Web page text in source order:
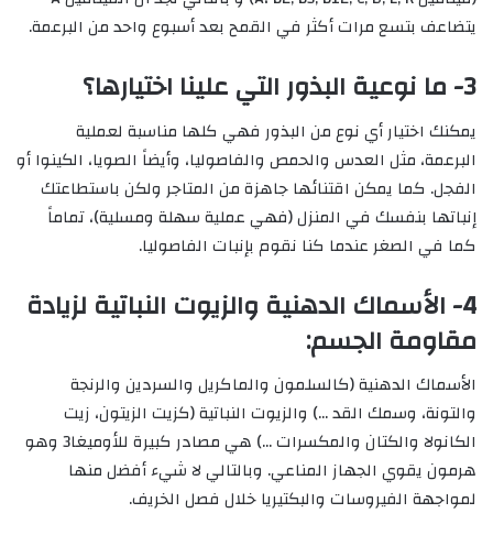
يتضاعف بتسع مرات أكثر في القمح بعد أسبوع واحد من البرعمة.
3- ما نوعية البذور التي علينا اختيارها؟
يمكنك اختيار أي نوع من البذور فهي كلها مناسبة لعملية
البرعمة، مثل العدس والحمص والفاصوليا، وأيضاً الصويا، الكينوا أو
الفجل. كما يمكن اقتنائها جاهزة من المتاجر ولكن باستطاعتك
إنباتها بنفسك في المنزل (فهي عملية سهلة ومسلية)، تماماً
كما في الصغر عندما كنا نقوم بإنبات الفاصوليا.
4- الأسماك الدهنية والزيوت النباتية لزيادة
مقاومة الجسم:
الأسماك الدهنية (كالسلمون والماكريل والسردين والرنجة
والتونة، وسمك القد …) والزيوت النباتية (كزيت الزيتون، زيت
الكانولا والكتان والمكسرات …) هي مصادر كبيرة للأوميغا3 وهو
هرمون يقوي الجهاز المناعي. وبالتالي لا شيء أفضل منها
لمواجهة الفيروسات والبكتيريا خلال فصل الخريف.